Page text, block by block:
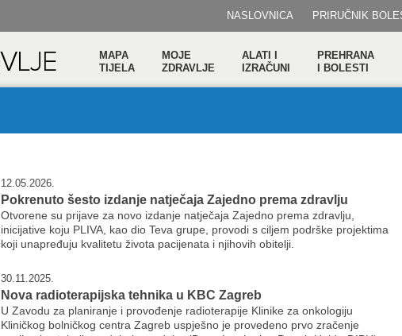
NASLOVNICA PRIRUČNIK
MAPA
TIJELA
MOJE
ZDRAVLJE
ALATI I
IZRAČUNI
PREHRANA
I BOLESTI
12.05.2026.
Pokrenuto šesto izdanje natječaja Zajedno prema zdravlju
Otvorene su prijave za novo izdanje natječaja Zajedno prema zdravlju,
inicijative koju PLIVA, kao dio Teva grupe, provodi s ciljem podrške projektima
koji unapređuju kvalitetu života pacijenata i njihovih obitelji.
30.11.2025.
Nova radioterapijska tehnika u KBC Zagreb
U Zavodu za planiranje i provođenje radioterapije Klinike za onkologiju
Kliničkog bolničkog centra Zagreb uspješno je provedeno prvo zračenje